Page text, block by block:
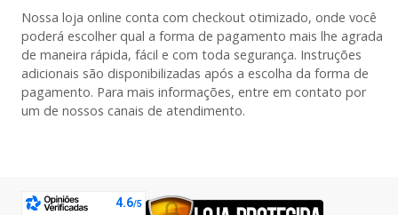
Nossa loja online conta com checkout otimizado, onde você
poderá escolher qual a forma de pagamento mais lhe agrada
de maneira rápida, fácil e com toda segurança. Instruções
adicionais são disponibilizadas após a escolha da forma de
pagamento. Para mais informações, entre em contato por
um de nossos canais de atendimento.